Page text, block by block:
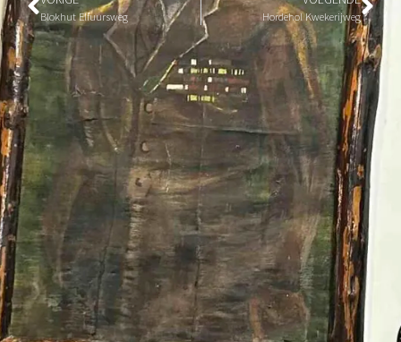
Blokhut Elfuursweg Hordehol Kwekerijweg